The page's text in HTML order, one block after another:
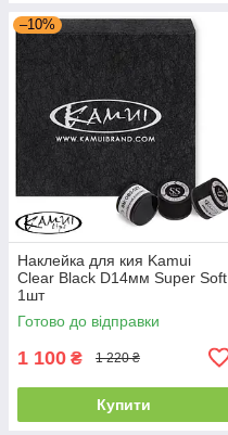
–10%
Наклейка для кия Kamui
Clear Black D14мм Super Soft
1шт
Готово до відправки
1 100 ₴ 1 220 ₴
Купити